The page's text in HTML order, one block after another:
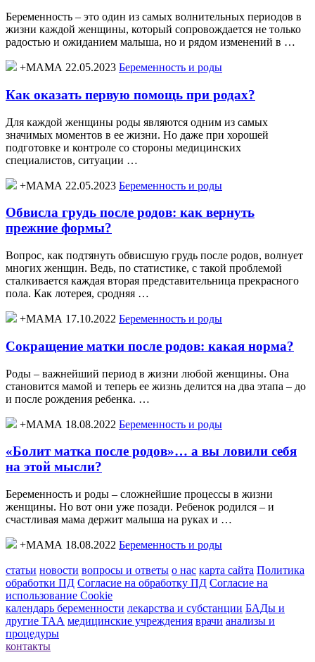
Беременность – это один из самых волнительных периодов в
жизни каждой женщины, который сопровождается не только
радостью и ожиданием малыша, но и рядом изменений в …
+МАМА 22.05.2023 Беременность и роды
Как оказать первую помощь при родах?
Для каждой женщины роды являются одним из самых
значимых моментов в ее жизни. Но даже при хорошей
подготовке и контроле со стороны медицинских
специалистов, ситуации …
+МАМА 22.05.2023 Беременность и роды
Обвисла грудь после родов: как вернуть
прежние формы?
Вопрос, как подтянуть обвисшую грудь после родов, волнует
многих женщин. Ведь, по статистике, с такой проблемой
сталкивается каждая вторая представительница прекрасного
пола. Как лотерея, сродняя …
+МАМА 17.10.2022 Беременность и роды
Сокращение матки после родов: какая норма?
Роды – важнейший период в жизни любой женщины. Она
становится мамой и теперь ее жизнь делится на два этапа – до
и после рождения ребенка. …
+МАМА 18.08.2022 Беременность и роды
«Болит матка после родов»… а вы ловили себя
на этой мысли?
Беременность и роды – сложнейшие процессы в жизни
женщины. Но вот они уже позади. Ребенок родился – и
счастливая мама держит малыша на руках и …
+МАМА 18.08.2022 Беременность и роды
статьи новости вопросы и ответы о нас карта сайта Политика
обработки ПД Согласие на обработку ПД Согласие на
использование Cookie
календарь беременности лекарства и субстанции БАДы и
другие ТАА медицинские учреждения врачи анализы и
процедуры
контакты